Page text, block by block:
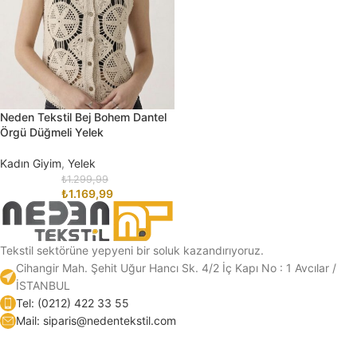
Neden Tekstil Bej Bohem Dantel
Örgü Düğmeli Yelek
Kadın Giyim, Yelek
₺1.299,99
₺1.169,99
Tekstil sektörüne yepyeni bir soluk kazandırıyoruz.
Cihangir Mah. Şehit Uğur Hancı Sk. 4/2 İç Kapı No : 1 Avcılar /
İSTANBUL
Tel: (0212) 422 33 55
Mail: siparis@nedentekstil.com